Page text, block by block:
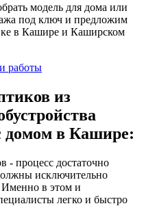
модель для дома или
под ключ и предложим
в Кашире и Каширском
работы
из
домом в Кашире:
- процесс достаточно
исключительно
в этом и
легко и быстро